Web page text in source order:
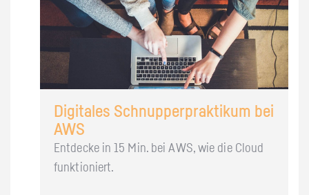
Digitales Schnupperpraktikum bei
AWS
Entdecke in 15 Min. bei AWS, wie die Cloud
funktioniert.